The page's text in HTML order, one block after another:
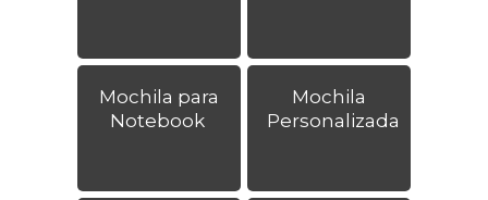
Mochila para
Notebook
Mochila
Personalizada